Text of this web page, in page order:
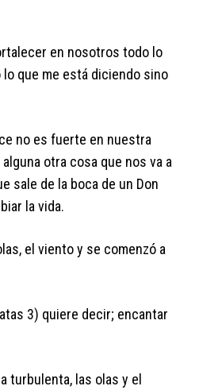
en nosotros todo lo
que me está diciendo sino
no es fuerte en nuestra
otra cosa que nos va a
sale de la boca de un Don
la vida.
el viento y se comenzó a
3) quiere decir; encantar
turbulenta, las olas y el